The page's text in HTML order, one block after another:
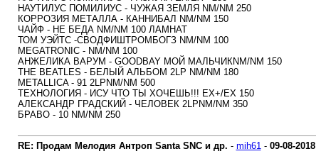
НАУТИЛУС ПОМИЛИУС - ЧУЖАЯ ЗЕМЛЯ NM/NM 250
КОРРОЗИЯ МЕТАЛЛА - КАННИБАЛ NM/NM 150
ЧАЙФ - НЕ БЕДА NM/NM 100 ЛАМНАТ
ТОМ УЭЙТС -СВОДФИШТРОМБОГЗ NM/NM 100
MEGATRONIC - NM/NM 100
АНЖЕЛИКА ВАРУМ - GOODBAY МОЙ МАЛЬЧИКNM/NM 150
THE BEATLES - БЕЛЫЙ АЛЬБОМ 2LP NM/NM 180
METALLICA - 91 2LPNM/NM 500
ТЕХНОЛОГИЯ - ИСУ ЧТО ТЫ ХОЧЕШЬ!!! EX+/EX 150
АЛЕКСАНДР ГРАДСКИЙ - ЧЕЛОВЕК 2LPNM/NM 350
БРАВО - 10 NM/NM 250
RE: Продам Мелодия Антроп Santa SNC и др. - mih61- 09-08-2018